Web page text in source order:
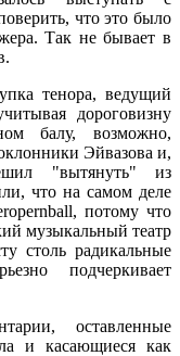
что это было
Так не бывает в
тенора, ведущий
дороговизну
балу, возможно,
Эйвазова и,
"вытянуть" из
что на самом деле
потому что
музыкальный театр
столь радикальные
подчеркивает
оставленные
и касающиеся как